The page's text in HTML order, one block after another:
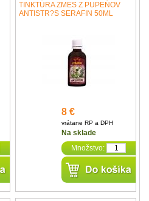
TINKTÚRA ZMES Z PUPEŇOV
ANTISTR?S SERAFIN 50ML
8 €
vrátane RP a DPH
Na sklade
Množstvo: